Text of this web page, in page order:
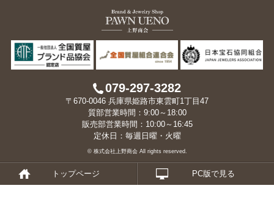
079-297-3282
〒670-0046 兵庫県姫路市東雲町1丁目47
質部営業時間：9:00～18:00
販売部営業時間：10:00～16:45
定休日：毎週日曜・火曜
© 株式会社上野商会 All rights reserved.
トップページ PC版で見る
> ホーム
> 古物営業法に基づく表示
> プライバシーポリシー
> お問い合わせ